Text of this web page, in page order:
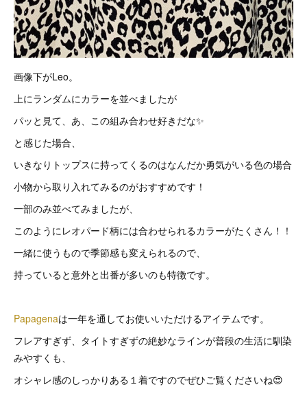
画像下がLeo。
上にランダムにカラーを並べましたが
パッと見て、あ、この組み合わせ好きだな✨
と感じた場合、
いきなりトップスに持ってくるのはなんだか勇気がいる色の場合
小物から取り入れてみるのがおすすめです！
一部のみ並べてみましたが、
このようにレオパード柄には合わせられるカラーがたくさん！！
一緒に使うもので季節感も変えられるので、
持っていると意外と出番が多いのも特徴です。
Papagenaは一年を通してお使いいただけるアイテムです。
フレアすぎず、タイトすぎずの絶妙なラインが普段の生活に馴染
みやすくも、
オシャレ感のしっかりある１着ですのでぜひご覧くださいね😍